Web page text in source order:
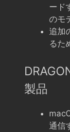
ード
のモ
追加
るた
製品
通信